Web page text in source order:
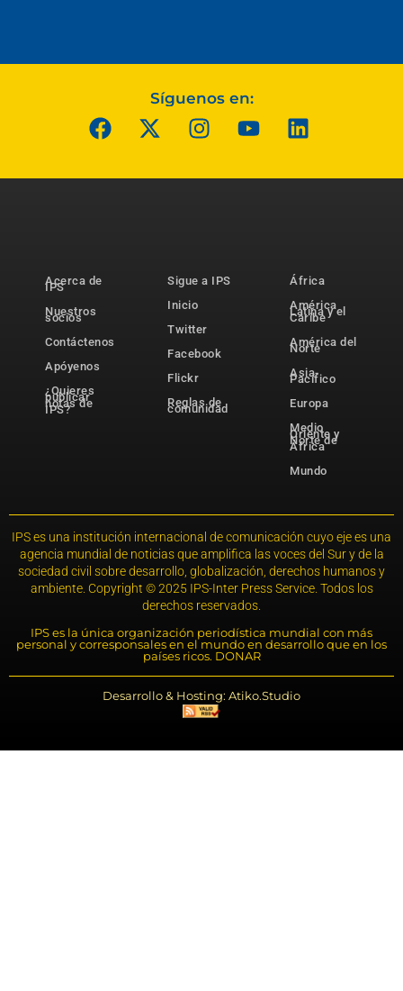
Síguenos en:
Acerca de
IPS
Nuestros
socios
Contáctenos
Apóyenos
¿Quieres
publicar
notas de
IPS?
Sigue a IPS
Inicio
Twitter
Facebook
Flickr
Reglas de
comunidad
África
América
Latina y el
Caribe
América del
Norte
Asia-
Pacífico
Europa
Medio
Oriente y
Norte de
África
Mundo
IPS es una institución internacional de comunicación cuyo eje es una
agencia mundial de noticias que amplifica las voces del Sur y de la
sociedad civil sobre desarrollo, globalización, derechos humanos y
ambiente. Copyright © 2025 IPS-Inter Press Service. Todos los
derechos reservados.
IPS es la única organización periodística mundial con más
personal y corresponsales en el mundo en desarrollo que en los
países ricos. DONAR
Desarrollo & Hosting: Atiko.Studio